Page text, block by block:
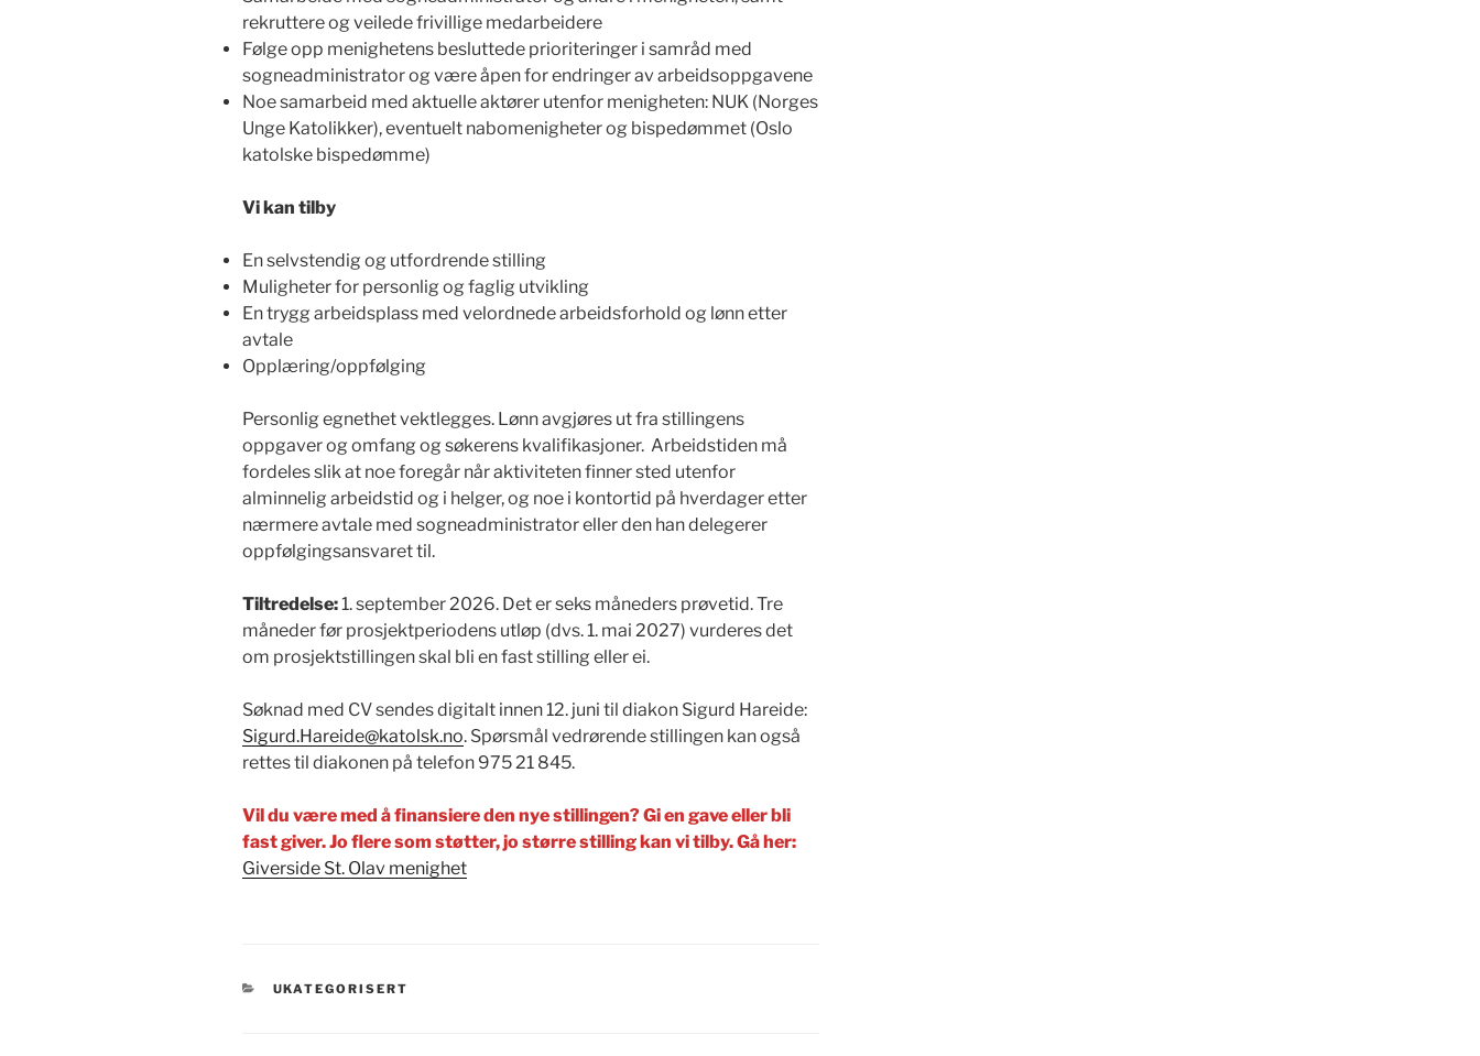
rekruttere og veilede frivillige medarbeidere
Følge opp menighetens besluttede prioriteringer i samråd med
sogneadministrator og være åpen for endringer av arbeidsoppgavene
Noe samarbeid med aktuelle aktører utenfor menigheten: NUK (Norges
Unge Katolikker), eventuelt nabomenigheter og bispedømmet (Oslo
katolske bispedømme)
Vi kan tilby
En selvstendig og utfordrende stilling
Muligheter for personlig og faglig utvikling
En trygg arbeidsplass med velordnede arbeidsforhold og lønn etter
avtale
Opplæring/oppfølging
Personlig egnethet vektlegges. Lønn avgjøres ut fra stillingens
oppgaver og omfang og søkerens kvalifikasjoner. Arbeidstiden må
fordeles slik at noe foregår når aktiviteten finner sted utenfor
alminnelig arbeidstid og i helger, og noe i kontortid på hverdager etter
nærmere avtale med sogneadministrator eller den han delegerer
oppfølgingsansvaret til.
Tiltredelse:1. september 2026. Det er seks måneders prøvetid. Tre
måneder før prosjektperiodens utløp (dvs. 1. mai 2027) vurderes det
om prosjektstillingen skal bli en fast stilling eller ei.
Søknad med CV sendes digitalt innen 12. juni til diakon Sigurd Hareide:
Sigurd.Hareide@katolsk.no. Spørsmål vedrørende stillingen kan også
rettes til diakonen på telefon 975 21 845.
Vil du være med å finansiere den nye stillingen? Gi en gave eller bli
fast giver. Jo flere som støtter, jo større stilling kan vi tilby. Gå her:
Giverside St. Olav menighet
KATEGORIER
UKATEGORISERT